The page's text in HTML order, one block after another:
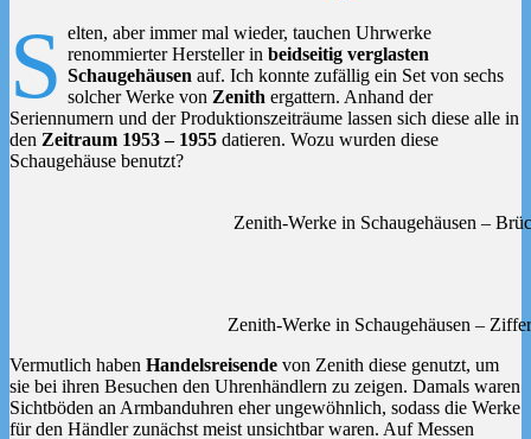
S elten, aber immer mal wieder, tauchen Uhrwerke
renommierter Hersteller in beidseitig verglasten
Schaugehäusen auf. Ich konnte zufällig ein Set von sechs
solcher Werke von Zenith ergattern. Anhand der
Seriennumern und der Produktionszeiträume lassen sich diese alle in
den Zeitraum 1953 – 1955 datieren. Wozu wurden diese
Schaugehäuse benutzt?
Zenith-Werke in Schaugehäusen –
Zenith-Werke in Schaugehäusen –
Vermutlich haben Handelsreisende von Zenith diese genutzt, um
sie bei ihren Besuchen den Uhrenhändlern zu zeigen. Damals waren
Sichtböden an Armbanduhren eher ungewöhnlich, sodass die Werke
für den Händler zunächst meist unsichtbar waren. Auf Messen